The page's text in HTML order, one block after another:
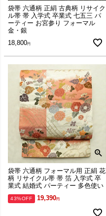
袋帯 六通柄 正絹 古典柄 リサイク
ル帯 帯 入学式 卒業式 七五三 パ
ーティー お宮参り フォーマル
金・銀
18,800
袋帯 六通柄 フォーマル用 正絹 花
柄 リサイクル帯 帯 箔 入学式 卒
業式 結婚式 パーティー 多色使い
43%OFF 19,390